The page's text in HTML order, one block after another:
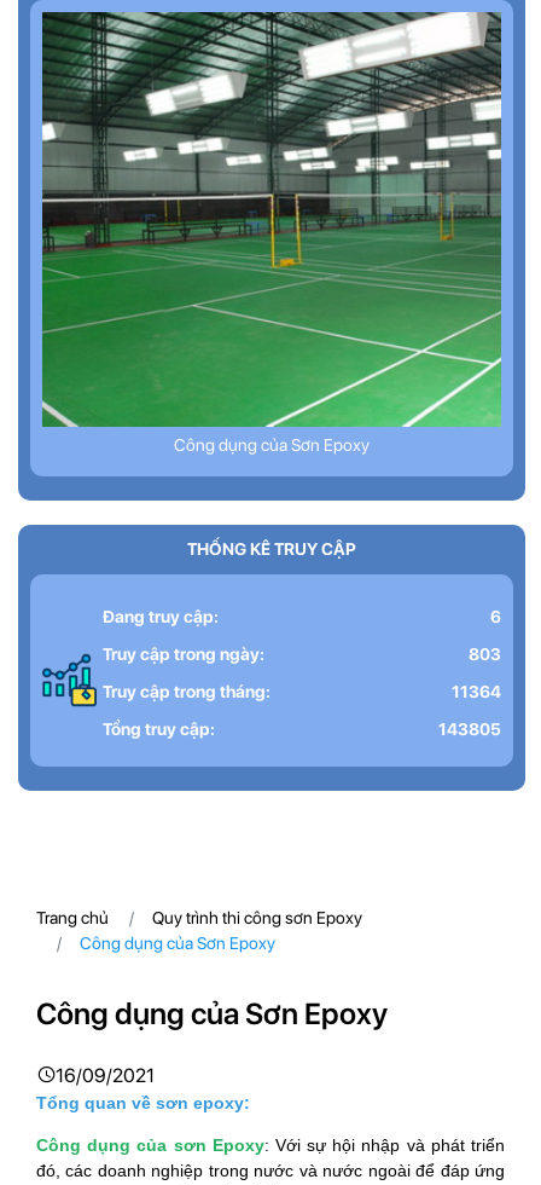
Công dụng của Sơn Epoxy
THỐNG KÊ TRUY CẬP
Đang truy cập:
6
Truy cập trong ngày:
803
Truy cập trong tháng:
11364
Tổng truy cập:
143805
Trang chủ
Quy trình thi công sơn Epoxy
Công dụng của Sơn Epoxy
Công dụng của Sơn Epoxy
16/09/2021
Tổng quan về sơn epoxy:
Công dụng của sơn Epoxy: Với sự hội nhập và phát triển
đó, các doanh nghiệp trong nước và nước ngoài để đáp ứng